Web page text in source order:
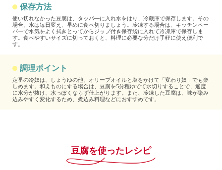
保存方法
使い切れなかった豆腐は、タッパ―に入れ水をはり、冷蔵庫で保存します。その
場合、水は毎日変え、早めに食べ切りましょう。冷凍する場合は、キッチンペー
パーで水気をよく拭きとってからジップ付き保存袋に入れて冷凍庫で保存しま
す。食べやすいサイズに切っておくと、料理に必要な分だけ手軽に使え便利で
す。
調理ポイント
定番の冷奴は、しょうゆの他、オリーブオイルと塩をかけて「変わり奴」でも楽
しめます。和えものにする場合は、豆腐を5分程ゆでて水切りすることで、適度
に水分が抜け、水っぽくならず仕上がります。また、冷凍した豆腐は、味が染み
込みやすく変化するため、煮込み料理などにおすすめです。
豆腐を使ったレシピ